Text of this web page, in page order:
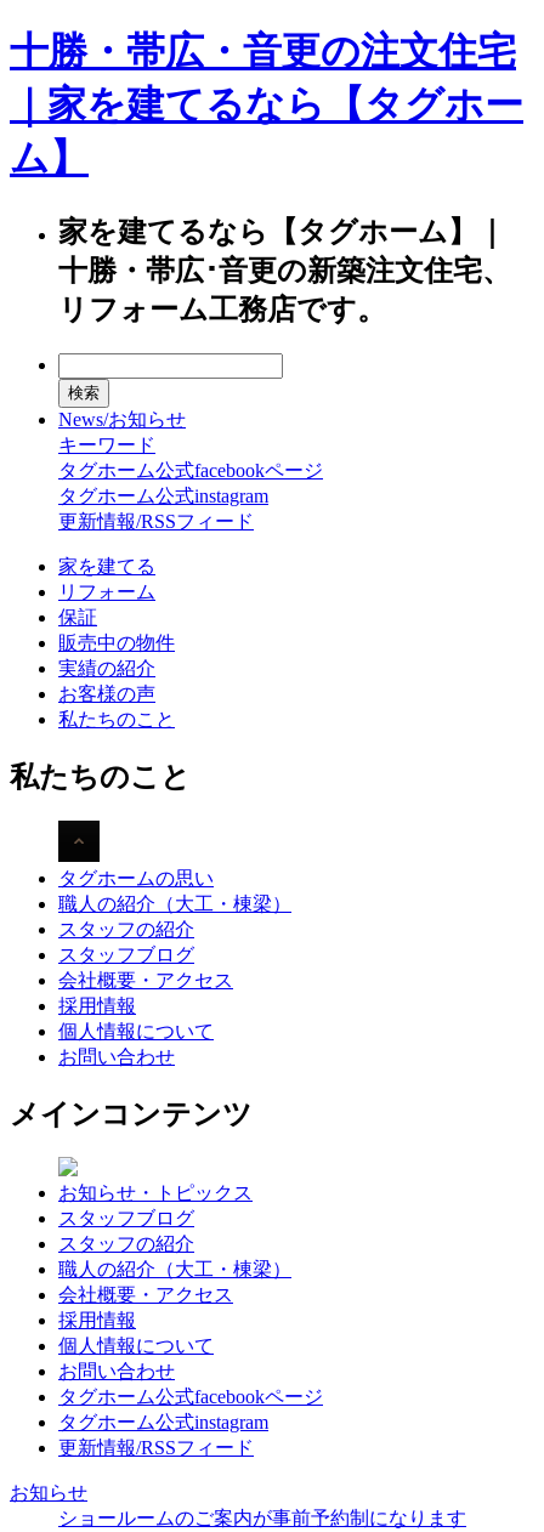
十勝・帯広・音更の注文住宅
｜家を建てるなら【タグホー
ム】
家を建てるなら【タグホーム】｜
十勝・帯広･音更の新築注文住宅、
リフォーム工務店です。
News/お知らせ
キーワード
タグホーム公式facebookページ
タグホーム公式instagram
更新情報/RSSフィード
家を建てる
リフォーム
保証
販売中の物件
実績の紹介
お客様の声
私たちのこと
私たちのこと
タグホームの思い
職人の紹介（大工・棟梁）
スタッフの紹介
スタッフブログ
会社概要・アクセス
採用情報
個人情報について
お問い合わせ
メインコンテンツ
お知らせ・トピックス
スタッフブログ
スタッフの紹介
職人の紹介（大工・棟梁）
会社概要・アクセス
採用情報
個人情報について
お問い合わせ
タグホーム公式facebookページ
タグホーム公式instagram
更新情報/RSSフィード
お知らせ
ショールームのご案内が事前予約制になります